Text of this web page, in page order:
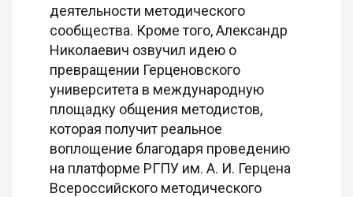
деятельности методического
сообщества. Кроме того, Александр
Николаевич озвучил идею о
превращении Герценовского
университета в международную
площадку общения методистов,
которая получит реальное
воплощение благодаря проведению
на платформе РГПУ им. А. И. Герцена
Всероссийского методического